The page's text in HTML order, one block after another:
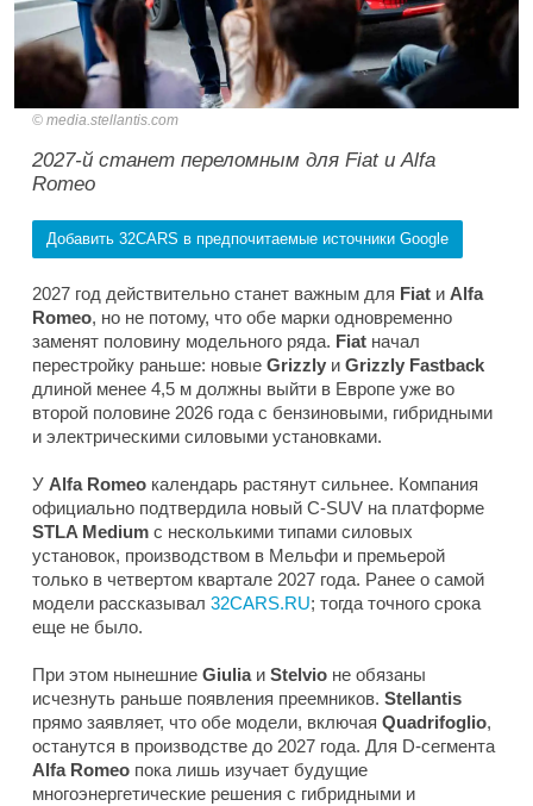
media.stellantis.com
2027-й станет переломным для Fiat и Alfa
Romeo
Добавить 32CARS в предпочитаемые источники Google
2027 год действительно станет важным для Fiat и Alfa
Romeo, но не потому, что обе марки одновременно
заменят половину модельного ряда. Fiat начал
перестройку раньше: новые Grizzly и Grizzly Fastback
длиной менее 4,5 м должны выйти в Европе уже во
второй половине 2026 года с бензиновыми, гибридными
и электрическими силовыми установками.
У Alfa Romeo календарь растянут сильнее. Компания
официально подтвердила новый C-SUV на платформе
STLA Medium с несколькими типами силовых
установок, производством в Мельфи и премьерой
только в четвертом квартале 2027 года. Ранее о самой
модели рассказывал 32CARS.RU; тогда точного срока
еще не было.
При этом нынешние Giuliaи Stelvio не обязаны
исчезнуть раньше появления преемников. Stellantis
прямо заявляет, что обе модели, включая Quadrifoglio,
останутся в производстве до 2027 года. Для D-сегмента
Alfa Romeo пока лишь изучает будущие
многоэнергетические решения с гибридными и